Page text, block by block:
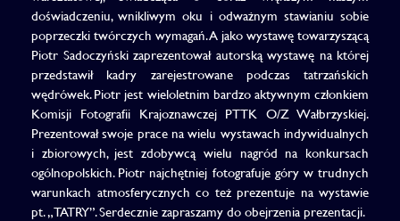
doświadczeniu, wnikliwym oku i odważnym stawianiu sobie
poprzeczki twórczych wymagań. A jako wystawę towarzyszącą
Piotr Sadoczyński zaprezentował autorską wystawę na której
przedstawił kadry zarejestrowane podczas tatrzańskich
wędrówek. Piotr jest wieloletnim bardzo aktywnym członkiem
Komisji Fotografii Krajoznawczej PTTK O/Z Wałbrzyskiej.
Prezentował swoje prace na wielu wystawach indywidualnych
i zbiorowych, jest zdobywcą wielu nagród na konkursach
ogólnopolskich. Piotr najchętniej fotografuje góry w trudnych
warunkach atmosferycznych co też prezentuje na wystawie
pt. „TATRY”. Serdecznie zapraszamy do obejrzenia prezentacji.